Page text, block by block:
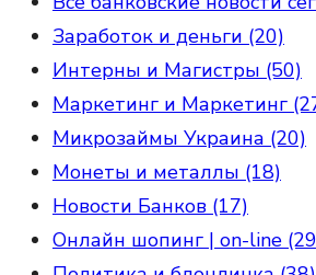
Заработок и деньги (20)
Интерны и Магистры (50)
Маркетинг и Маркетинг
Микрозаймы Украина (20)
Монеты и металлы (18)
Новости Банков (17)
Онлайн шопинг | on-line